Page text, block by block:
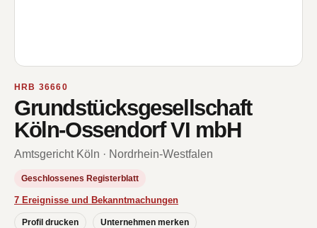
HRB 36660
Grundstücksgesellschaft
Köln-Ossendorf VI mbH
Amtsgericht Köln · Nordrhein-Westfalen
Geschlossenes Registerblatt
7 Ereignisse und Bekanntmachungen
Profil drucken Unternehmen merken